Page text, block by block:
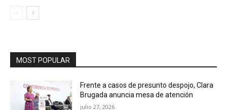
MOST POPULAR
Frente a casos de presunto despojo, Clara
Brugada anuncia mesa de atención
julio 27, 2026